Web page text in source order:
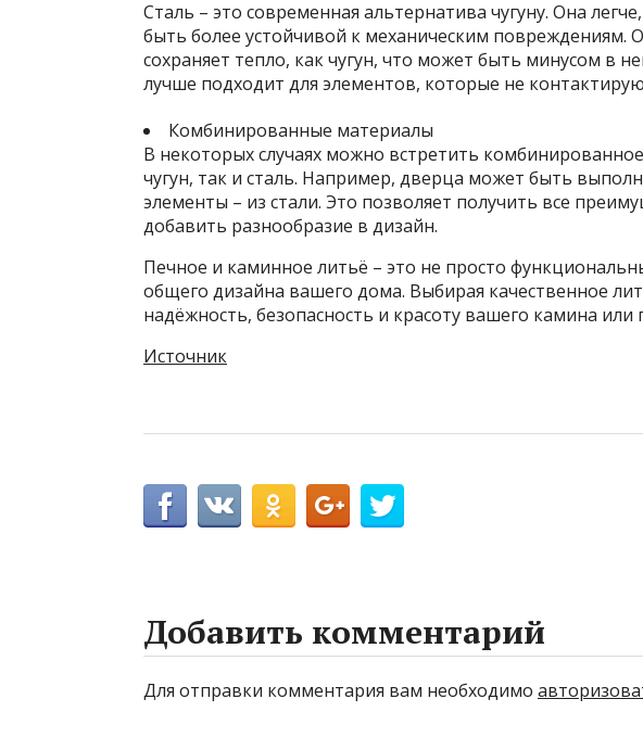
Сталь – это современная альтернатива чугуну. Она
быть более устойчивой к механическим повреждениям.
сохраняет тепло, как чугун, что может быть минусом в
лучше подходит для элементов, которые не
Комбинированные материалы
В некоторых случаях можно встретить
чугун, так и сталь. Например, дверца может быть
элементы – из стали. Это позволяет получить все
добавить разнообразие в дизайн.
Печное и каминное литьё – это не просто
общего дизайна вашего дома. Выбирая качественное
надёжность, безопасность и красоту вашего камина или
Источник
Добавить комментарий
Для отправки комментария вам необходимо